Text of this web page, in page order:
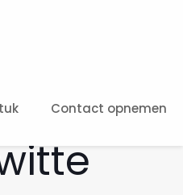
Contact opnemen